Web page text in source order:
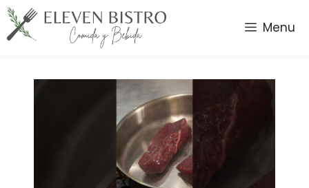
Saltar
al
contenido
Menu